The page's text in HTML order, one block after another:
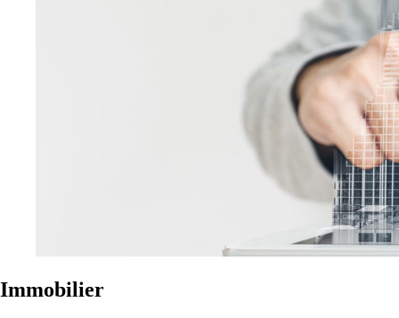
Immobilier